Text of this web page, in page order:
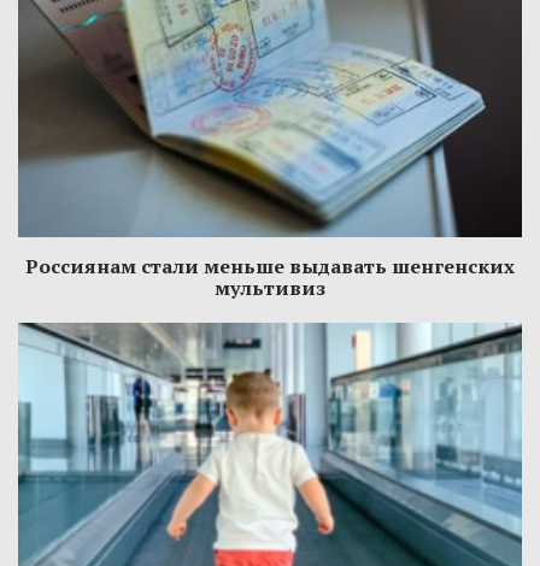
Россиянам стали меньше выдавать шенгенских
мультивиз